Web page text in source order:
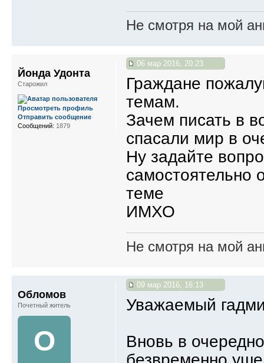
Не смотря на мой
06 мар 2016, 20:23
Граждане
темам.
Зачем писать в
спасали мир в
Ну задайте
самостоятельно
теме
ИМХО
Не смотря на мой
Йонда Удонта
Старожил
Просмотреть профиль
Отправить сообщение
Сообщений: 1879
09 мар 2016, 16:13
Уважаемый
Вновь в
Обломов
Почетный житель
О